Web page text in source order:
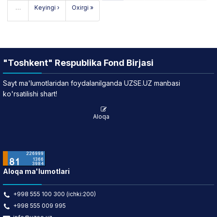
… Keyingi › Oxirgi »
"Toshkent" Respublika Fond Birjasi
Sayt ma'lumotlaridan foydalanilganda UZSE.UZ manbasi
ko'rsatilishi shart!
Aloqa
Aloqa ma'lumotlari
+998 555 100 300 (ichki:200)
+998 555 009 995